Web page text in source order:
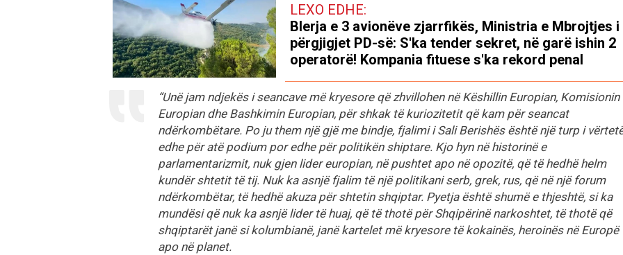
LEXO EDHE:
Blerja e 3 avionëve zjarrfikës, Ministria e Mbrojtjes i
përgjigjet PD-së: S'ka tender sekret, në garë ishin 2
operatorë! Kompania fituese s'ka rekord penal
“Unë jam ndjekës i seancave më kryesore që zhvillohen në Këshillin Europian, Komisionin
Europian dhe Bashkimin Europian, për shkak të kuriozitetit që kam për seancat
ndërkombëtare. Po ju them një gjë me bindje, fjalimi i Sali Berishës është një turp i
edhe për atë podium por edhe për politikën shiptare. Kjo hyn në historinë e
parlamentarizmit, nuk gjen lider europian, në pushtet apo në opozitë, që të hedhë helm
kundër shtetit të tij. Nuk ka asnjë fjalim të një politikani serb, grek, rus, që në një forum
ndërkombëtar, të hedhë akuza për shtetin shqiptar. Pyetja është shumë e thjeshtë, si ka
mundësi që nuk ka asnjë lider të huaj, që të thotë për Shqipërinë narkoshtet, të thotë që
shqiptarët janë si kolumbianë, janë kartelet më kryesore të kokainës, heroinës në Europë
apo në planet.